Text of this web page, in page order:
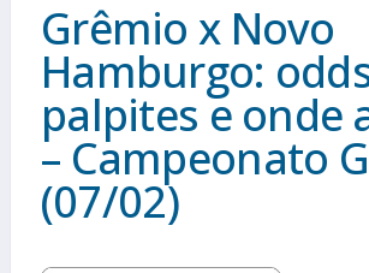
Grêmio x Novo
Hamburgo:
palpites e onde
– Campeonato
(07/02)